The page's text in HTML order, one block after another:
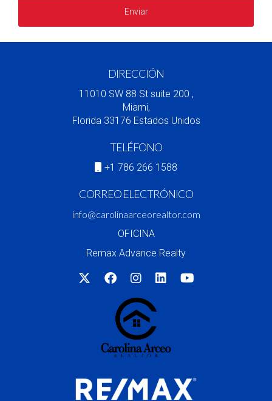
Enviar
DIRECCIÓN
11010 SW 88 St suite 200 ,
Miami,
Florida 33176 Estados Unidos
TELÉFONO
+1 786 266 1588
CORREO ELECTRÓNICO
info@carolinaarceorealtor.com
OFICINA
Remax Advance Realty